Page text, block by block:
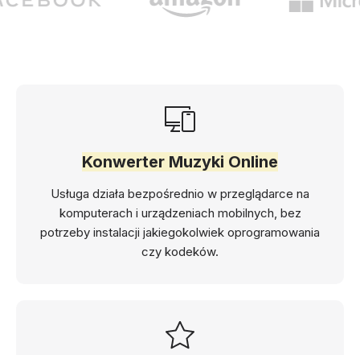
Konwerter Muzyki Online
Usługa działa bezpośrednio w przeglądarce na
komputerach i urządzeniach mobilnych, bez
potrzeby instalacji jakiegokolwiek oprogramowania
czy kodeków.